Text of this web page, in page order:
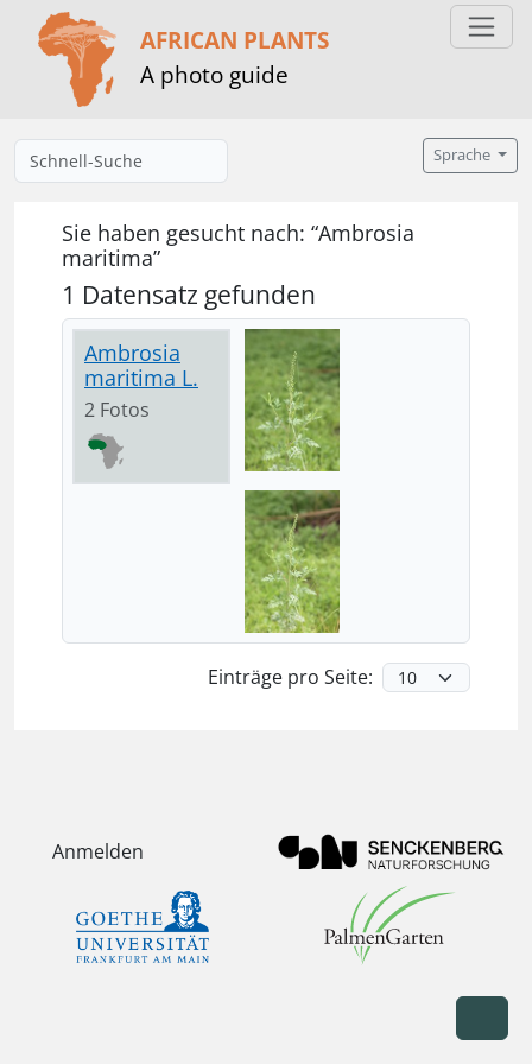
AFRICAN PLANTS
A photo guide
Sprache
Sie haben gesucht nach: “Ambrosia
maritima”
1 Datensatz gefunden
Ambrosia
maritima L.
2 Fotos
Einträge pro Seite:
Anmelden